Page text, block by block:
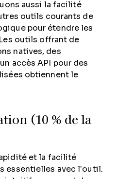
aussi la facilité
outils courants de
pour étendre les
outils offrant de
natives, des
accès API pour des
obtiennent le
(10 % de la
et la facilité
essentielles avec l’outil.